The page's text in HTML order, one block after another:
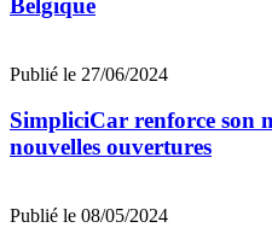
Belgique
Publié le 27/06/2024
SimpliciCar renforce son
nouvelles ouvertures
Publié le 08/05/2024